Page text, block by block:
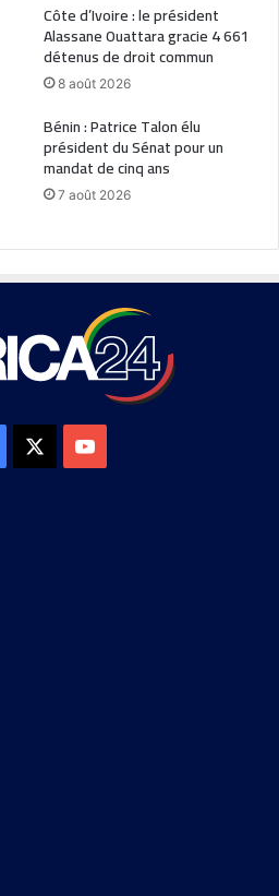
Côte d’Ivoire : le président
Alassane Ouattara gracie 4 661
détenus de droit commun
8 août 2026
Bénin : Patrice Talon élu
président du Sénat pour un
mandat de cinq ans
7 août 2026